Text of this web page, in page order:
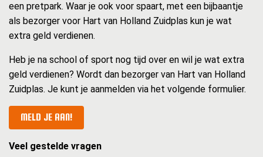
een pretpark. Waar je ook voor spaart, met een bijbaantje
als bezorger voor Hart van Holland Zuidplas kun je wat
extra geld verdienen.
Heb je na school of sport nog tijd over en wil je wat extra
geld verdienen? Wordt dan bezorger van Hart van Holland
Zuidplas. Je kunt je aanmelden via het volgende formulier.
MELD JE AAN!
Veel gestelde vragen